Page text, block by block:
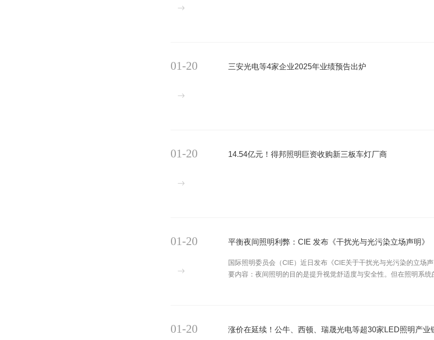
三安光电等4家企业2025年业绩预告出炉
01-20
14.54亿元！得邦照明巨资收购新三板车灯厂商
01-20
平衡夜间照明利弊：CIE 发布《干扰光与光污染立场声明》
国际照明委员会（CIE）近日发布《CIE关于干扰光与光污染的立场
要内容：夜间照明的目的是提升视觉舒适度与安全性。但在照明系
01-20
涨价在延续！公牛、西顿、瑞晟光电等超30家LED照明产业
01-20